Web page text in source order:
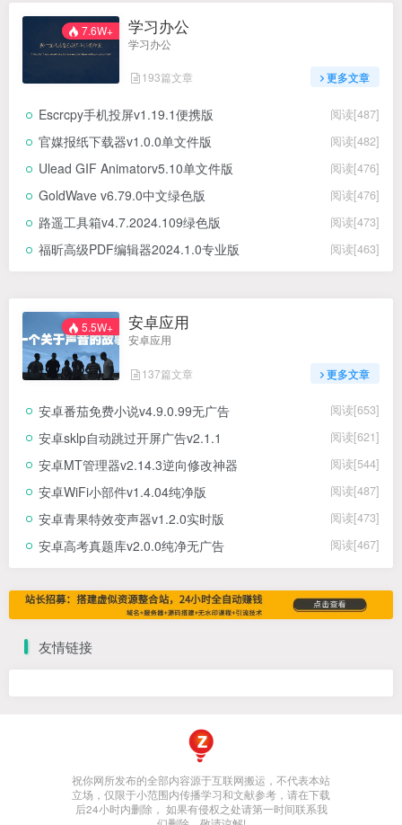
7.6W+ 学习办公
学习办公
193篇文章 更多文章
Escrcpy手机投屏v1.19.1便携版 阅读[487]
官媒报纸下载器v1.0.0单文件版 阅读[482]
Ulead GIF Animatorv5.10单文件版 阅读[476]
GoldWave v6.79.0中文绿色版 阅读[476]
路遥工具箱v4.7.2024.109绿色版 阅读[473]
福昕高级PDF编辑器2024.1.0专业版 阅读[463]
5.5W+ 安卓应用
安卓应用
137篇文章 更多文章
安卓番茄免费小说v4.9.0.99无广告 阅读[653]
安卓sklp自动跳过开屏广告v2.1.1 阅读[621]
安卓MT管理器v2.14.3逆向修改神器 阅读[544]
安卓WiFi小部件v1.4.04纯净版 阅读[487]
安卓青果特效变声器v1.2.0实时版 阅读[473]
安卓高考真题库v2.0.0纯净无广告 阅读[467]
友情链接
祝你网所发布的全部内容源于互联网搬运，不代表本站
立场，仅限于小范围内传播学习和文献参考，请在下载
后24小时内删除， 如果有侵权之处请第一时间联系我